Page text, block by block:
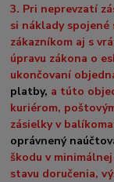
3. Pri neprevzatí
si náklady
zákazníkom aj s
úpravu zákona o
ukončovaní
platby, a túto
kuriérom,
zásielky v
oprávnený
škodu v
stavu doručenia,